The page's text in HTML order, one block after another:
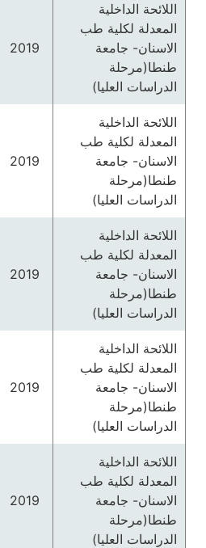
اللائحة الداخلية
المعدلة لكلية طب
الاسنان- جامعة
طنطا(مرحلة
الدراسات العليا)
2019
اللائحة الداخلية
المعدلة لكلية طب
الاسنان- جامعة
طنطا(مرحلة
الدراسات العليا)
2019
اللائحة الداخلية
المعدلة لكلية طب
الاسنان- جامعة
طنطا(مرحلة
الدراسات العليا)
2019
اللائحة الداخلية
المعدلة لكلية طب
الاسنان- جامعة
طنطا(مرحلة
الدراسات العليا)
2019
اللائحة الداخلية
المعدلة لكلية طب
الاسنان- جامعة
طنطا(مرحلة
الدراسات العليا)
2019